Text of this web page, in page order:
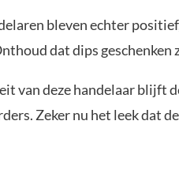
bleven echter
dat dips geschenken
van deze handelaar blijft
Zeker nu het leek dat